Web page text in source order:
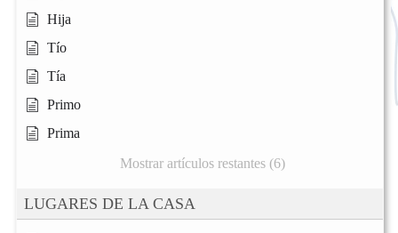
Hija
Tío
Tía
Primo
Prima
Mostrar artículos restantes (6)
LUGARES DE LA CASA